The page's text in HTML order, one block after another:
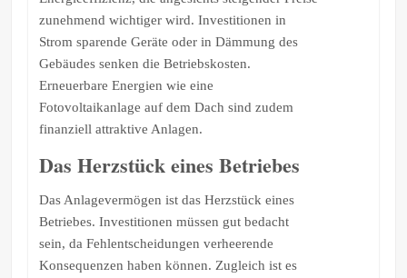
zunehmend wichtiger wird. Investitionen in
Strom sparende Geräte oder in Dämmung des
Gebäudes senken die Betriebskosten.
Erneuerbare Energien wie eine
Fotovoltaikanlage auf dem Dach sind zudem
finanziell attraktive Anlagen.
Das Herzstück eines Betriebes
Das Anlagevermögen ist das Herzstück eines
Betriebes. Investitionen müssen gut bedacht
sein, da Fehlentscheidungen verheerende
Konsequenzen haben können. Zugleich ist es